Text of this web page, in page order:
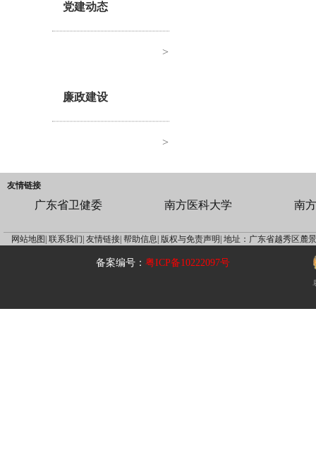
党建动态
>
廉政建设
>
友情链接
广东省卫健委 南方医科大学 南
网站地图| 联系我们| 友情链接| 帮助信息| 版权与免责声明| 地址：广东省越秀区麓
备案编号：粤ICP备10222097号